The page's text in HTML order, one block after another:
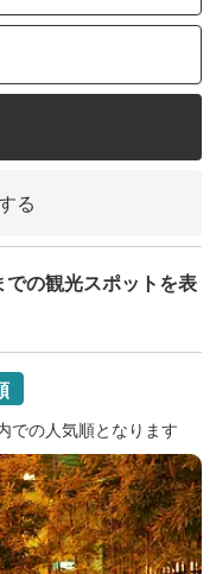
る
の観光スポットを表
での人気順となります